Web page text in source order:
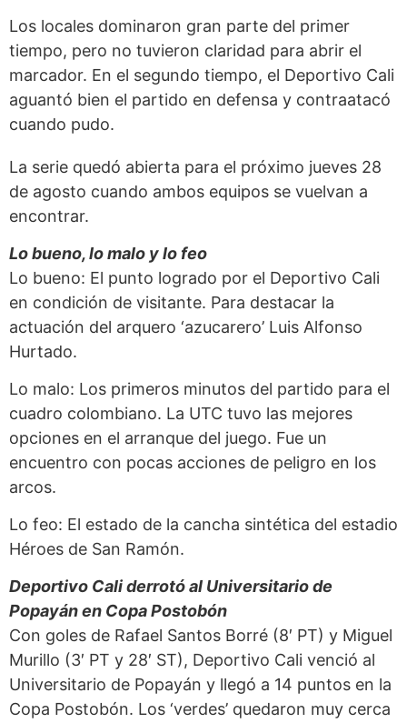
Los locales dominaron gran parte del primer
tiempo, pero no tuvieron claridad para abrir el
marcador. En el segundo tiempo, el Deportivo Cali
aguantó bien el partido en defensa y contraatacó
cuando pudo.
La serie quedó abierta para el próximo jueves 28
de agosto cuando ambos equipos se vuelvan a
encontrar.
Lo bueno, lo malo y lo feo
Lo bueno: El punto logrado por el Deportivo Cali
en condición de visitante. Para destacar la
actuación del arquero ‘azucarero’ Luis Alfonso
Hurtado.
Lo malo: Los primeros minutos del partido para el
cuadro colombiano. La UTC tuvo las mejores
opciones en el arranque del juego. Fue un
encuentro con pocas acciones de peligro en los
arcos.
Lo feo: El estado de la cancha sintética del estadio
Héroes de San Ramón.
Deportivo Cali derrotó al Universitario de
Popayánen Copa Postobón
Con goles de Rafael Santos Borré (8′ PT) y Miguel
Murillo (3′ PT y 28′ ST), Deportivo Cali venció al
Universitario de Popayán y llegó a 14 puntos en la
Copa Postobón. Los ‘verdes’ quedaron muy cerca